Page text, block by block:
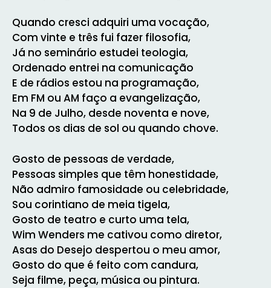
Quando cresci adquiri uma vocação,
Com vinte e três fui fazer filosofia,
Já no seminário estudei teologia,
Ordenado entrei na comunicação
E de rádios estou na programação,
Em FM ou AM faço a evangelização,
Na 9 de Julho, desde noventa e nove,
Todos os dias de sol ou quando chove.
Gosto de pessoas de verdade,
Pessoas simples que têm honestidade,
Não admiro famosidade ou celebridade,
Sou corintiano de meia tigela,
Gosto de teatro e curto uma tela,
Wim Wenders me cativou como diretor,
Asas do Desejo despertou o meu amor,
Gosto do que é feito com candura,
Seja filme, peça, música ou pintura.